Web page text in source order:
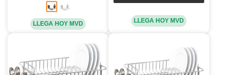
LLEGA HOY MVD LLEGA HOY MVD